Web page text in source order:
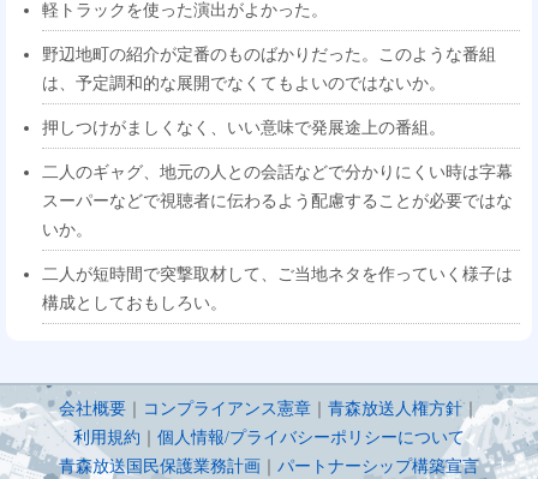
軽トラックを使った演出がよかった。
野辺地町の紹介が定番のものばかりだった。このような番組
は、予定調和的な展開でなくてもよいのではないか。
押しつけがましくなく、いい意味で発展途上の番組。
二人のギャグ、地元の人との会話などで分かりにくい時は字幕
スーパーなどで視聴者に伝わるよう配慮することが必要ではな
いか。
二人が短時間で突撃取材して、ご当地ネタを作っていく様子は
構成としておもしろい。
会社概要 コンプライアンス憲章 青森放送人権方針｜
利用規約
個人情報/プライバシーポリシーについて
青森放送国民保護業務計画
パートナーシップ構築宣言